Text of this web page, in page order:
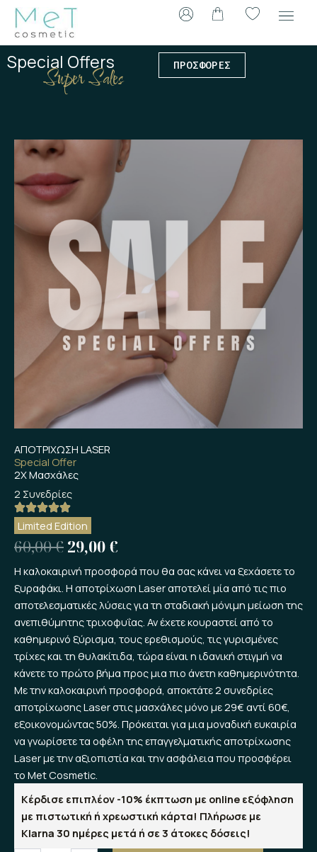
Μετάβαση
στο
περιεχόμενο
Special Offers
Super Sales ΠΡΟΣΦΟΡΕΣ
ΑΠΟΤΡΙΧΩΣΗ LASER
Special Offer
2Χ Μασχάλες
2 Συνεδρίες
Limited Edition
60,00€ Original
price
was:
60,00 €.
29,00 €
τρέχουσα
τιμή
είναι:
29,00 €.
Η καλοκαιρινή προσφορά που θα σας κάνει να ξεχάσετε το
ξυραφάκι. Η αποτρίχωση Laser αποτελεί μία από τις πιο
αποτελεσματικές λύσεις για τη σταδιακή μόνιμη μείωση της
ανεπιθύμητης τριχοφυΐας. Αν έχετε κουραστεί από το
καθημερινό ξύρισμα, τους ερεθισμούς, τις γυρισμένες
τρίχες και τη θυλακίτιδα, τώρα είναι η ιδανική στιγμή να
κάνετε το πρώτο βήμα προς μια πιο άνετη καθημερινότητα.
Με την καλοκαιρινή προσφορά, αποκτάτε 2 συνεδρίες
αποτρίχωσης Laser στις μασχάλες μόνο με 29€ αντί 60€,
εξοικονομώντας 50%. Πρόκειται για μια μοναδική ευκαιρία
να γνωρίσετε τα οφέλη της επαγγελματικής αποτρίχωσης
Laser με την αξιοπιστία και την ασφάλεια που προσφέρει
το Met Cosmetic.
Κέρδισε επιπλέον -10% έκπτωση με online εξόφληση
με πιστωτική ή χρεωστική κάρτα! Πλήρωσε με
Klarna 30 ημέρες μετά ή σε 3 άτοκες δόσεις!